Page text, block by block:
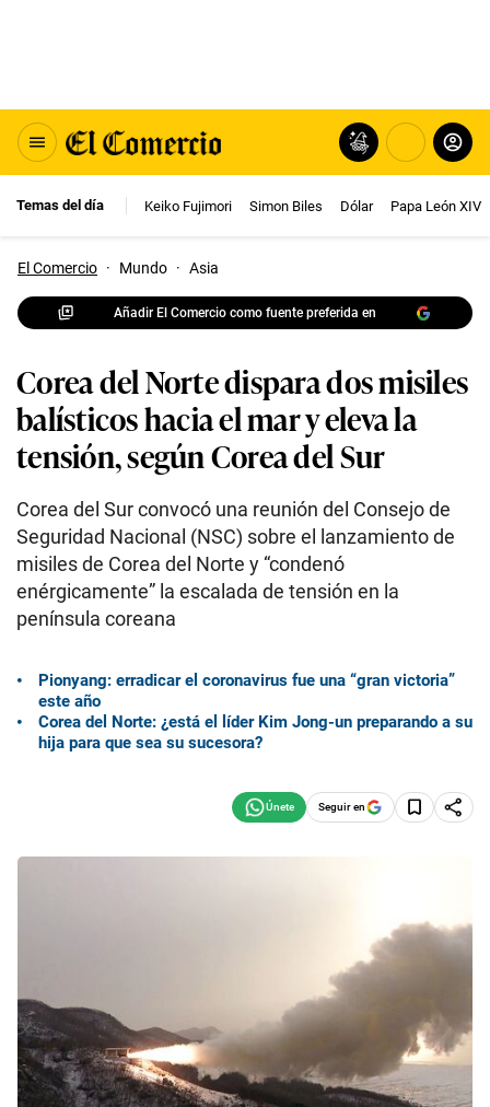
Temas del día Keiko Fujimori Simon Biles Dólar Papa León XIV
El Comercio · Mundo · Asia
Añadir El Comercio como fuente preferida en
Corea del Norte dispara dos misiles
balísticos hacia el mar y eleva la
tensión, según Corea del Sur
Corea del Sur convocó una reunión del Consejo de
Seguridad Nacional (NSC) sobre el lanzamiento de
misiles de Corea del Norte y “condenó
enérgicamente” la escalada de tensión en la
península coreana
Pionyang: erradicar el coronavirus fue una “gran victoria”
este año
Corea del Norte: ¿está el líder Kim Jong-un preparando a su
hija para que sea su sucesora?
Seguir en